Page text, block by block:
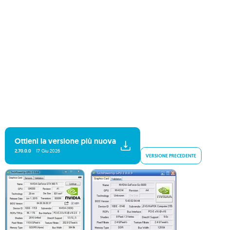
Ottieni la versione più nuova
2.70.0.0 17 Giu 2026
VERSIONE PRECEDENTE